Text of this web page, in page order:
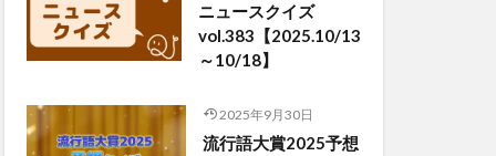
ニュースクイズ
vol.383【2025.10/13
～10/18】
2025年9月30日
流行語大賞2025予想